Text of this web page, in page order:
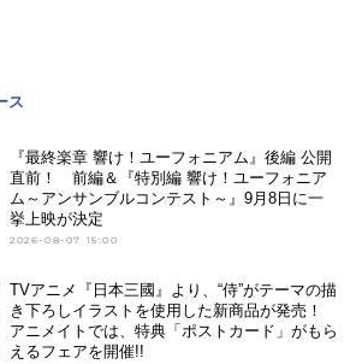
ス
『最終楽章 響け！ユーフォニアム』後編 公開
直前！ 前編＆『特別編 響け！ユーフォニア
ム～アンサンブルコンテスト～』9月8日に一
挙上映が決定
2026-08-07 15:00
TVアニメ『日本三國』より、“侍”がテーマの描
き下ろしイラストを使用した新商品が発売！
アニメイトでは、特典「ポストカード」がもら
えるフェアを開催!!